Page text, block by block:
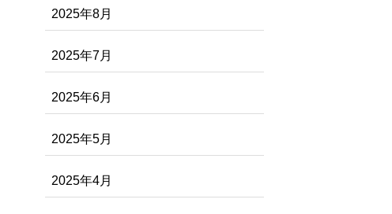
2025年8月
2025年7月
2025年6月
2025年5月
2025年4月